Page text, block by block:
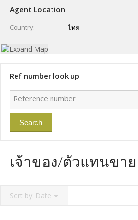
Agent Location
Country ไทย
Ref number look up
เจ้าของ/ตัวแทนขาย
Sort by: Date